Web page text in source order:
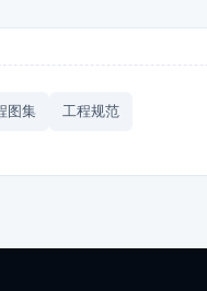
图集 工程规范